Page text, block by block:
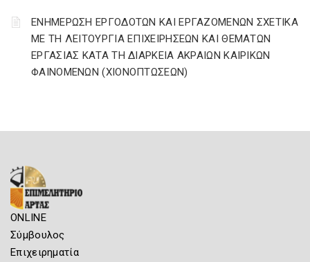
ΕΝΗΜΕΡΩΣΗ ΕΡΓΟΔΟΤΩΝ ΚΑΙ ΕΡΓΑΖΟΜΕΝΩΝ ΣΧΕΤΙΚΑ
ΜΕ ΤΗ ΛΕΙΤΟΥΡΓΙΑ ΕΠΙΧΕΙΡΗΣΕΩΝ ΚΑΙ ΘΕΜΑΤΩΝ
ΕΡΓΑΣΙΑΣ ΚΑΤΑ ΤΗ ΔΙΑΡΚΕΙΑ ΑΚΡΑΙΩΝ ΚΑΙΡΙΚΩΝ
ΦΑΙΝΟΜΕΝΩΝ (ΧΙΟΝΟΠΤΩΣΕΩΝ)
ONLINE
Σύμβουλος
Επιχειρηματία